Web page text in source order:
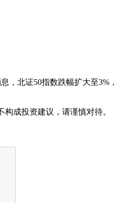
，北证50指数跌幅扩大至3%
成投资建议，请谨慎对待。